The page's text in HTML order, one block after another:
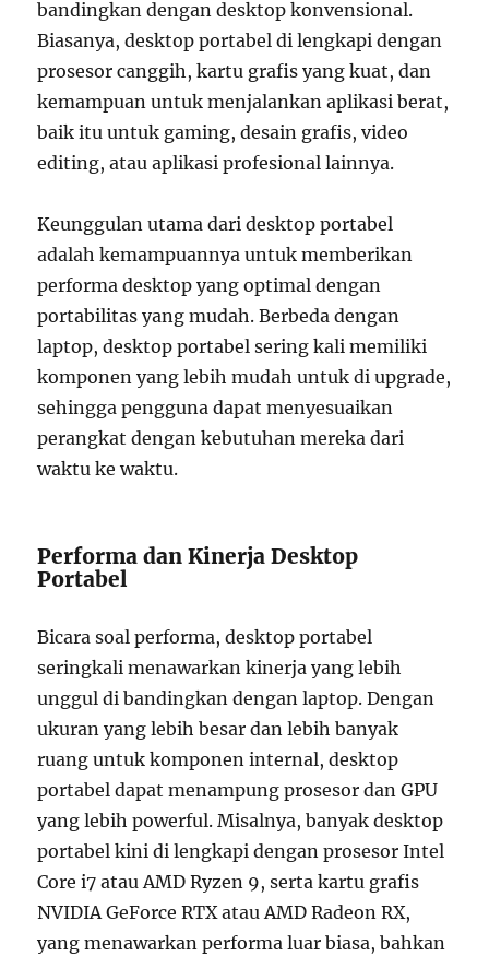
bandingkan dengan desktop konvensional.
Biasanya, desktop portabel di lengkapi dengan
prosesor canggih, kartu grafis yang kuat, dan
kemampuan untuk menjalankan aplikasi berat,
baik itu untuk gaming, desain grafis, video
editing, atau aplikasi profesional lainnya.
Keunggulan utama dari desktop portabel
adalah kemampuannya untuk memberikan
performa desktop yang optimal dengan
portabilitas yang mudah. Berbeda dengan
laptop, desktop portabel sering kali memiliki
komponen yang lebih mudah untuk di upgrade,
sehingga pengguna dapat menyesuaikan
perangkat dengan kebutuhan mereka dari
waktu ke waktu.
Performa dan Kinerja Desktop
Portabel
Bicara soal performa, desktop portabel
seringkali menawarkan kinerja yang lebih
unggul di bandingkan dengan laptop. Dengan
ukuran yang lebih besar dan lebih banyak
ruang untuk komponen internal, desktop
portabel dapat menampung prosesor dan GPU
yang lebih powerful. Misalnya, banyak desktop
portabel kini di lengkapi dengan prosesor Intel
Core i7 atau AMD Ryzen 9, serta kartu grafis
NVIDIA GeForce RTX atau AMD Radeon RX,
yang menawarkan performa luar biasa, bahkan